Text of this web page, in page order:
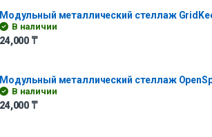
Модульный металлический стеллаж
В наличии
24,000 ₸
Модульный металлический стеллаж
В наличии
24,000 ₸